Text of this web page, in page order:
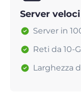
Server
Server in
Reti da 10-
Larghezza